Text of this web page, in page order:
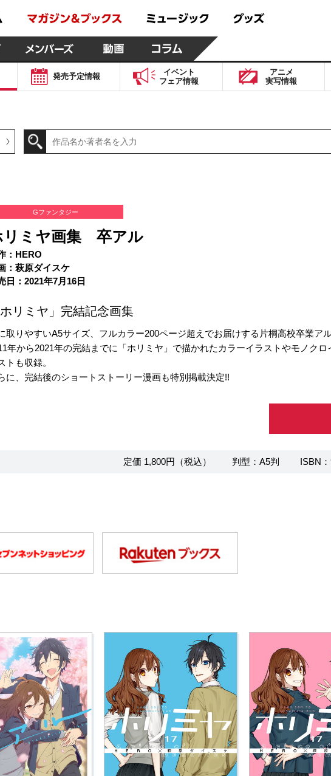
発売予定情報
イベント
フェア情報
アニメ
実写情報
Gファンタジー
リミヤ画集 卒アル
：HERO
：萩原ダイスケ
日：2021年7月16日
ホリミヤ」完結記念画集
取りやすいA5サイズ、フルカラー200ページ超えでお届けする片桐高校卒業アル
年から2021年の完結までに「ホリミヤ」で描かれたカラーイラストやモノク
トも収録。
に、完結後のショートストーリー漫画も特別掲載決定!!
定価 1,800円（税込） 判型：A5判 ISBN